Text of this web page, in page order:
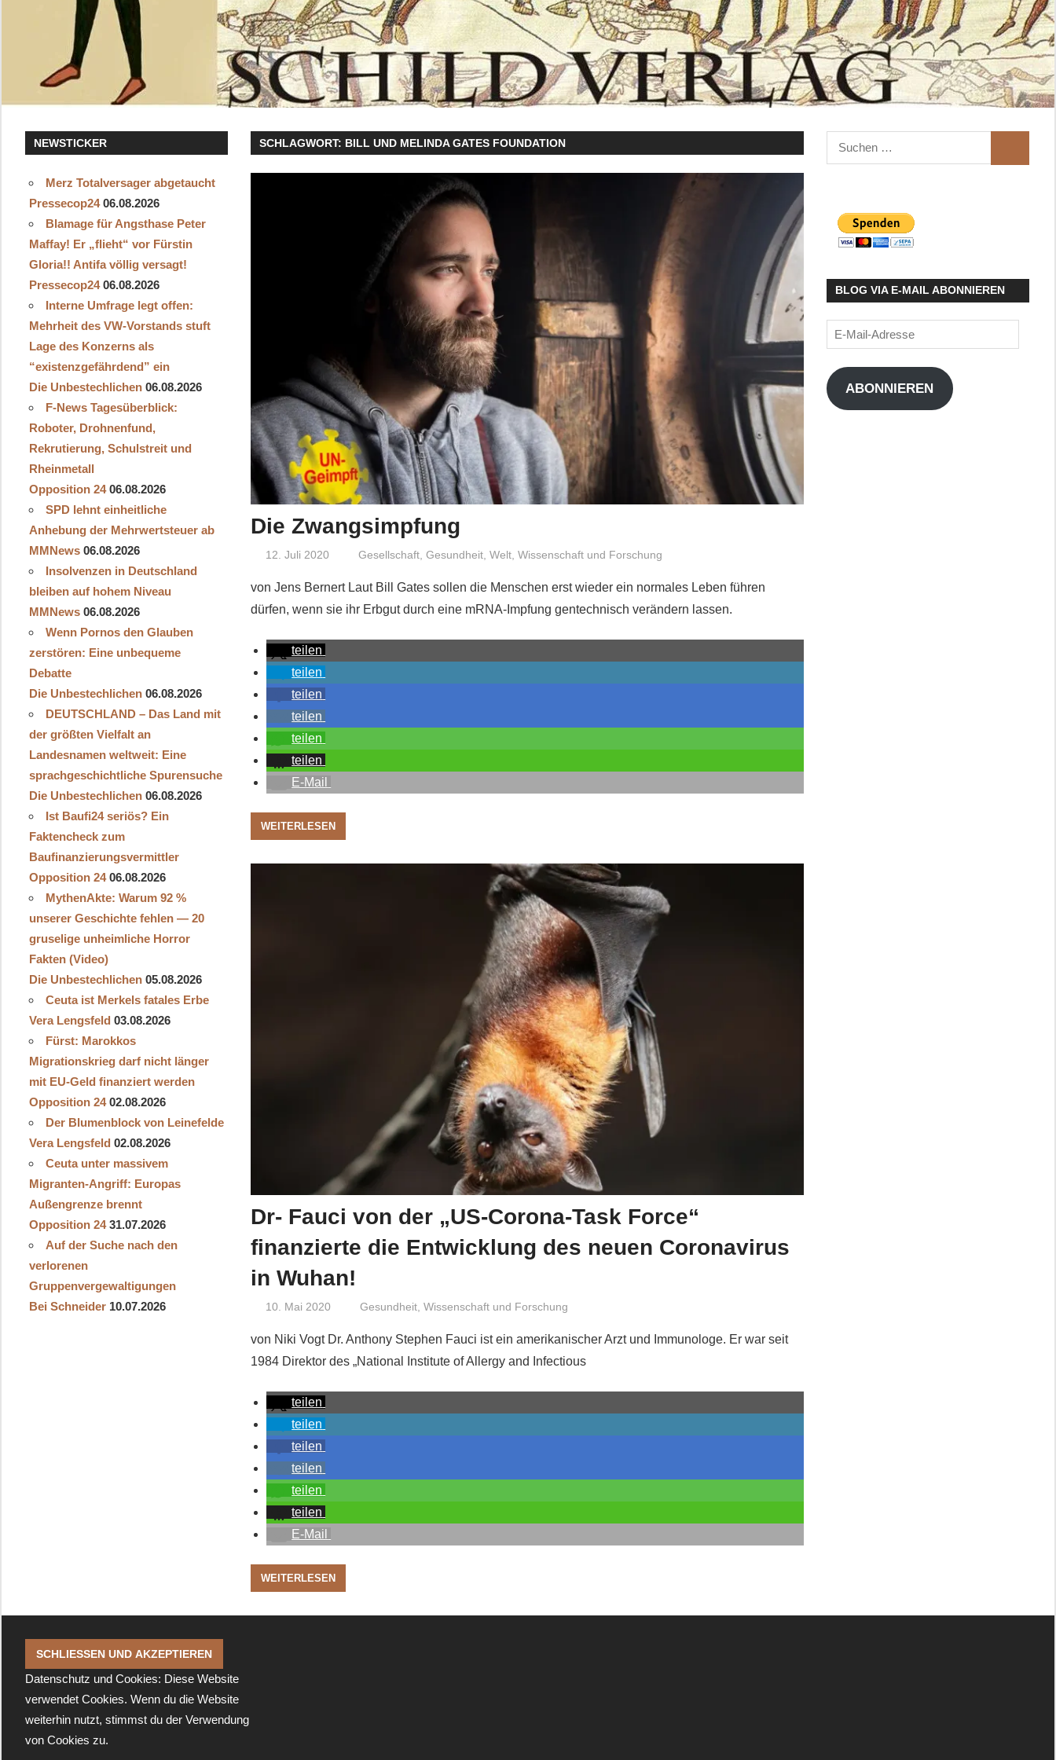
SCHLAGWORT: BILL UND MELINDA GATES FOUNDATION
Die Zwangsimpfung
12. Juli 2020 Niki Vogt
Gesellschaft, Gesundheit, Welt, Wissenschaft und Forschung
von Jens Bernert Laut Bill Gates sollen die Menschen erst wieder ein normales Leben führen
dürfen, wenn sie ihr Erbgut durch eine mRNA-Impfung gentechnisch verändern lassen.
teilen
teilen
teilen
teilen
teilen
teilen
E-Mail
WEITERLESEN
Dr- Fauci von der „US-Corona-Task Force“
finanzierte die Entwicklung des neuen Coronavirus
in Wuhan!
10. Mai 2020 Niki Vogt
Gesundheit, Wissenschaft und Forschung
von Niki Vogt Dr. Anthony Stephen Fauci ist ein amerikanischer Arzt und Immunologe. Er war seit
1984 Direktor des „National Institute of Allergy and Infectious
teilen
teilen
teilen
teilen
teilen
teilen
E-Mail
WEITERLESEN
NEWSTICKER
Merz Totalversager abgetaucht
Pressecop24 06.08.2026
Blamage für Angsthase Peter
Maffay! Er „flieht“ vor Fürstin
Gloria!! Antifa völlig versagt!
Pressecop24 06.08.2026
Interne Umfrage legt offen:
Mehrheit des VW-Vorstands stuft
Lage des Konzerns als
“existenzgefährdend” ein
Die Unbestechlichen 06.08.2026
F-News Tagesüberblick:
Roboter, Drohnenfund,
Rekrutierung, Schulstreit und
Rheinmetall
Opposition 24 06.08.2026
SPD lehnt einheitliche
Anhebung der Mehrwertsteuer ab
MMNews 06.08.2026
Insolvenzen in Deutschland
bleiben auf hohem Niveau
MMNews 06.08.2026
Wenn Pornos den Glauben
zerstören: Eine unbequeme
Debatte
Die Unbestechlichen 06.08.2026
DEUTSCHLAND – Das Land mit
der größten Vielfalt an
Landesnamen weltweit: Eine
sprachgeschichtliche Spurensuche
Die Unbestechlichen 06.08.2026
Ist Baufi24 seriös? Ein
Faktencheck zum
Baufinanzierungsvermittler
Opposition 24 06.08.2026
MythenAkte: Warum 92 %
unserer Geschichte fehlen — 20
gruselige unheimliche Horror
Fakten (Video)
Die Unbestechlichen 05.08.2026
Ceuta ist Merkels fatales Erbe
Vera Lengsfeld 03.08.2026
Fürst: Marokkos
Migrationskrieg darf nicht länger
mit EU-Geld finanziert werden
Opposition 24 02.08.2026
Der Blumenblock von Leinefelde
Vera Lengsfeld 02.08.2026
Ceuta unter massivem
Migranten-Angriff: Europas
Außengrenze brennt
Opposition 24 31.07.2026
Auf der Suche nach den
verlorenen
Gruppenvergewaltigungen
Bei Schneider 10.07.2026
Suchen
nach:
BLOG VIA E-MAIL ABONNIEREN
E-
Mail-
Adresse
ABONNIEREN
Datenschutz und Cookies: Diese Website
verwendet Cookies. Wenn du die Website
weiterhin nutzt, stimmst du der Verwendung
von Cookies zu.